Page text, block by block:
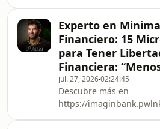
la comunidad: Descarga
colaborar o ser
un Plan? Puedes
https://docs.google.com/
usp=headerÚnete a
newsletter y recibe
exclusivo, herramientas
Experto en
Financiero: 15
para Tener
Financiera:
jul. 27, 202602:24:45
Descubre más en
https://